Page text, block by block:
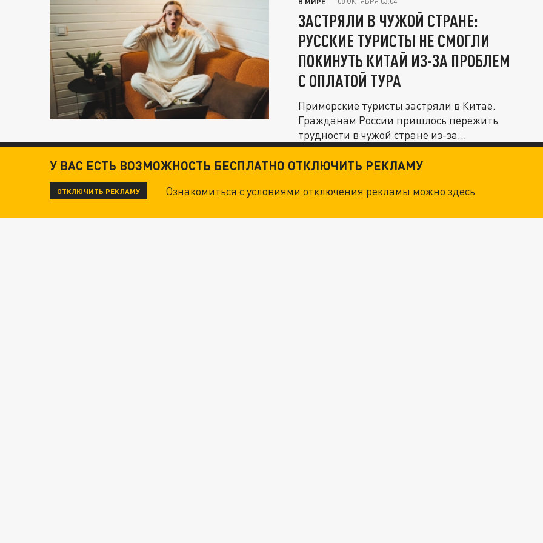
ЗАСТРЯЛИ В ЧУЖОЙ СТРАНЕ:
РУССКИЕ ТУРИСТЫ НЕ СМОГЛИ
ПОКИНУТЬ КИТАЙ ИЗ-ЗА ПРОБЛЕМ
С ОПЛАТОЙ ТУРА
Приморские туристы застряли в Китае.
Гражданам России пришлось пережить
трудности в чужой стране из-за...
У ВАС ЕСТЬ ВОЗМОЖНОСТЬ БЕСПЛАТНО ОТКЛЮЧИТЬ РЕКЛАМУ
ОТКЛЮЧИТЬ РЕКЛАМУ Ознакомиться с условиями отключения рекламы можноздесь